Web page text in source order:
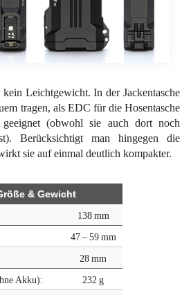
Leichtgewicht. In der Jackentasche
tragen, als EDC für die Hosentasche
(obwohl sie auch dort noch
Berücksichtigt man hingegen die
sie auf einmal deutlich kompakter.
& Gewicht
138 mm
47 – 59 mm
28 mm
Akku):
232 g